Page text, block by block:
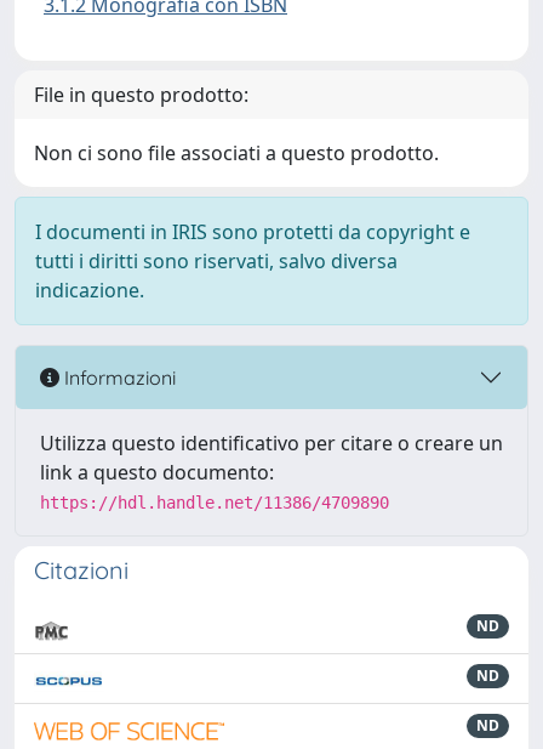
File in questo prodotto:
Non ci sono file associati a questo prodotto.
I documenti in IRIS sono protetti da copyright e
tutti i diritti sono riservati, salvo diversa
indicazione.
Informazioni
Utilizza questo identificativo per citare o creare un
link a questo documento:
https://hdl.handle.net/11386/4709890
Citazioni
ND
ND
ND